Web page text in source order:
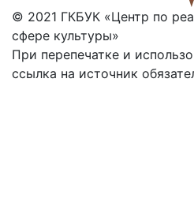
© 2021 ГКБУК «Центр по
сфере культуры»
При перепечатке и
ссылка на источник